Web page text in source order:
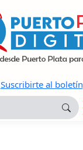
Suscribirte al boletín